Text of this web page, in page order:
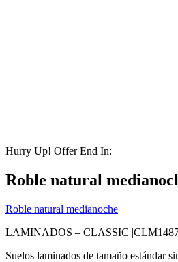
Hurry Up! Offer End In:
Roble natural
Roble natural medianoche
LAMINADOS – CLASSIC |
Suelos laminados de tamaño estándar